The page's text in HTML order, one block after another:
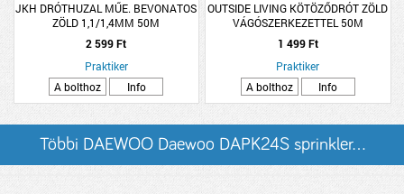
JKH DRÓTHUZAL MŰE. BEVONATOS
ZÖLD 1,1/1,4MM 50M
2 599 Ft
Praktiker
A bolthoz
Info
OUTSIDE LIVING KÖTÖZŐDRÓT ZÖLD
VÁGÓSZERKEZETTEL 50M
1 499 Ft
Praktiker
A bolthoz
Info
Többi DAEWOO Daewoo DAPK24S sprinkler...